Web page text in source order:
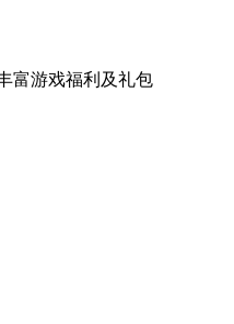
富游戏福利 及礼包